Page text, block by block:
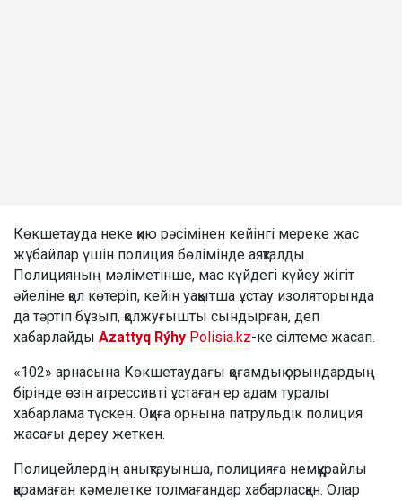
Көкшетауда неке қию рәсімінен кейінгі мереке жас
жұбайлар үшін полиция бөлімінде аяқталды.
Полицияның мәліметінше, мас күйдегі күйеу жігіт
әйеліне қол көтеріп, кейін уақытша ұстау изоляторында
да тәртіп бұзып, қолжуғышты сындырған, деп
хабарлайды Azattyq Rýhy Polisia.kz-ке сілтеме жасап.
«102» арнасына Көкшетаудағы қоғамдық орындардың
бірінде өзін агрессивті ұстаған ер адам туралы
хабарлама түскен. Оқиға орнына патрульдік полиция
жасағы дереу жеткен.
Полицейлердің анықтауынша, полицияға немқұрайлы
қарамаған кәмелетке толмағандар хабарласқан. Олар